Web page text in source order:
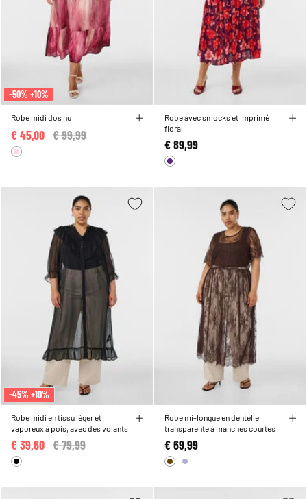
-50% +10%
Robe midi dos nu
Price reduced from
€ 99,99
€ 45,00
Robe avec smocks et imprimé
floral
€ 89,99
-45% +10%
Robe midi en tissu léger et
vaporeux à pois, avec des volants
Price reduced from
€ 79,99
€ 39,60
Robe mi-longue en dentelle
transparente à manches courtes
€ 69,99